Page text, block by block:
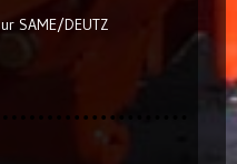
SAME/DEUTZ